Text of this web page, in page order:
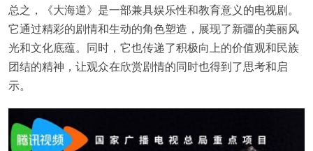
总之，《大海道》是一部兼具娱乐性和教育意义的电视剧。
它通过精彩的剧情和生动的角色塑造，展现了新疆的美丽风
光和文化底蕴。同时，它也传递了积极向上的价值观和民族
团结的精神，让观众在欣赏剧情的同时也得到了思考和启
示。